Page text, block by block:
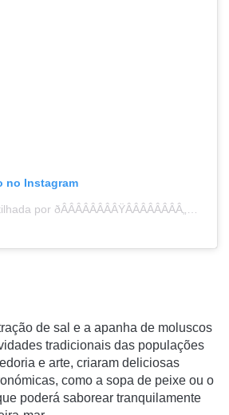
no Instagram
Uma publicação partilhada por ðÂÂÂÂÂÂÂÂŸÂÂÂÂÂÂÂÂ„¼ðÂÂÂÂÂÂÂÂŸÂÂÂÂÂÂÂÂ„¸ðÂÂÂÂÂÂÂÂŸÂÂÂÂÂÂÂÂ„¶ðÂÂÂÂÂÂÂÂŸÂÂÂÂÂÂÂÂ…ÂÂÂÂÂÂÂÂ„ðÂÂÂÂÂÂÂÂŸÂÂÂÂÂÂÂÂ„´ðÂÂÂÂÂÂÂÂŸÂÂÂÂÂÂÂÂ„» ðÂÂÂÂÂÂÂÂŸÂÂÂÂÂÂÂÂ„¼ðÂÂÂÂÂÂÂÂŸÂÂÂÂÂÂÂÂ„°ðÂÂÂÂÂÂÂÂŸÂÂÂÂÂÂÂÂ…ÂÂÂÂÂÂÂÂðÂÂÂÂÂÂÂÂŸÂÂÂÂÂÂÂÂ…ÂÂÂÂÂÂÂÂƒðÂÂÂÂÂÂÂÂŸÂÂÂÂÂÂÂÂ„¸ðÂÂÂÂÂÂÂÂŸÂÂÂÂÂÂÂÂ„½ðÂÂÂÂÂÂÂÂŸÂÂÂÂÂÂÂÂ…ÂÂÂÂÂÂÂÂ‚ (@mgl.martins)
de sal e a apanha de moluscos
tradicionais das populações
e arte, criaram deliciosas
como a sopa de peixe ou o
poderá saborear tranquilamente